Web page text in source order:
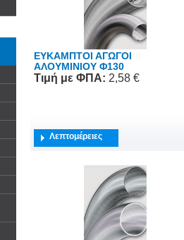
ΕΥΚΑΜΠΤΟΙ ΑΓΩΓΟΙ
ΑΛΟΥΜΙΝΙΟΥ Φ130
Τιμή με ΦΠΑ: 2,58 €
Λεπτομέρειες